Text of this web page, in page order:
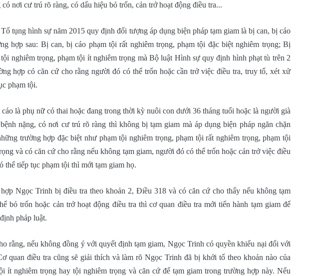
nơi cư trú rõ ràng, có dấu hiệu bỏ trốn, cản trở hoạt động điều tra...
tụng hình sự năm 2015 quy định đối tượng áp dụng biện pháp tạm giam là bị can, bị cáo
hợp sau: Bị can, bị cáo phạm tội rất nghiêm trọng, phạm tội đặc biệt nghiêm trọng; Bị
nghiêm trọng, phạm tội ít nghiêm trọng mà Bộ luật Hình sự quy định hình phạt tù trên 2
hợp có căn cứ cho rằng người đó có thể trốn hoặc cần trở việc điều tra, truy tố, xét xử
phạm tội.
là phụ nữ có thai hoặc đang trong thời kỳ nuôi con dưới 36 tháng tuổi hoặc là người già
nặng, có nơi cư trú rõ ràng thì không bị tạm giam mà áp dụng biện pháp ngăn chặn
trường hợp đặc biệt như phạm tội nghiêm trọng, phạm tội rất nghiêm trọng, phạm tội
và có căn cứ cho rằng nếu không tạm giam, người đó có thể trốn hoặc cản trở việc điều
thể tiếp tục phạm tội thì mới tạm giam họ.
Ngọc Trinh bị điều tra theo khoản 2, Điều 318 và có căn cứ cho thấy nếu không tạm
bỏ trốn hoặc cản trở hoạt động điều tra thì cơ quan điều tra mới tiến hành tạm giam để
pháp luật.
rằng, nếu không đồng ý với quyết định tạm giam, Ngọc Trinh có quyền khiếu nại đối với
quan điều tra cũng sẽ giải thích và làm rõ Ngọc Trinh đã bị khởi tố theo khoản nào của
ít nghiêm trọng hay tội nghiêm trọng và căn cứ để tạm giam trong trường hợp này. Nếu